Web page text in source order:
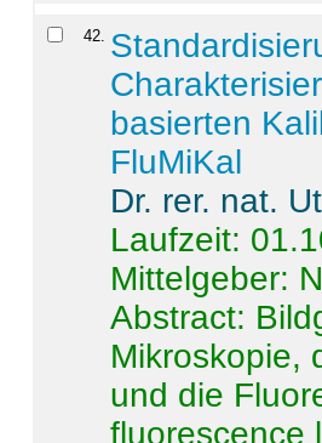
42.
basierten
FluMiKal
Dr. rer. nat.
Laufzeit:
Mittelgeber:
Abstract:
Mikroskopie,
und die
fluorescence